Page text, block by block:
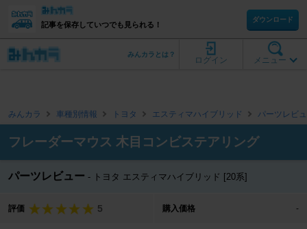
記事を保存していつでも見られる！
ダウンロード
メニュー
ログイン
みんカラとは？
みんカラ 車種別情報 トヨタ エスティマハイブリッド パーツレビ
フレーダーマウス 木目コンビステアリング
パーツレビュー トヨタ エスティマハイブリッド [20系]
評価 5 購入価格 -